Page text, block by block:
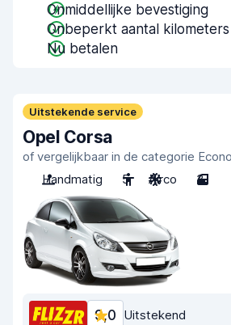
Onmiddellijke bevestiging
Onbeperkt aantal kilometers
Nu betalen
Uitstekende service
Opel Corsa
of vergelijkbaar in de categorie
Handmatig
5 Airco 3
9,0 Uitstekend